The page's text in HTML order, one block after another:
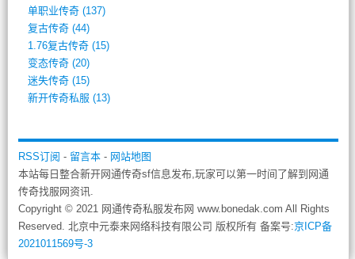
单职业传奇(137)
复古传奇(44)
1.76复古传奇(15)
变态传奇(20)
迷失传奇(15)
新开传奇私服 (13)
RSS订阅 - 留言本- 网站地图
本站每日整合新开网通传奇sf信息发布,玩家可以第一时间了解到网通
传奇找服网资讯.
Copyright © 2021 网通传奇私服发布网 www.bonedak.com All Rights
Reserved. 北京中元泰来网络科技有限公司 版权所有 备案号:京ICP备
2021011569号-3